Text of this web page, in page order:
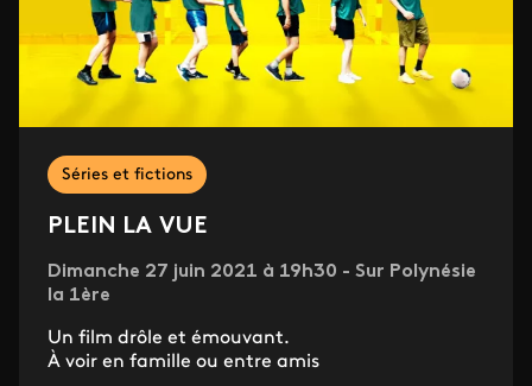
Séries et fictions
PLEIN LA VUE
Dimanche 27 juin 2021 à 19h30 - Sur Polynésie
la 1ère
Un film drôle et émouvant.
À voir en famille ou entre amis